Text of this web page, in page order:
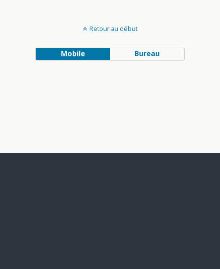
Retour au début
Mobile Bureau